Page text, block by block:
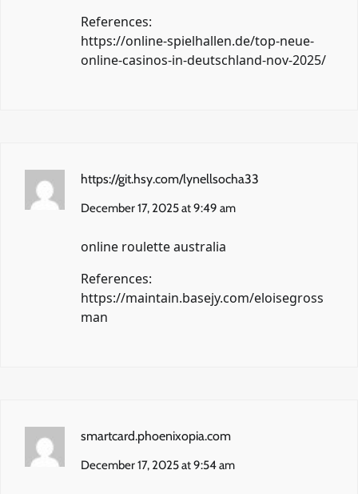
References:
https://online-spielhallen.de/top-neue-
online-casinos-in-deutschland-nov-2025/
https://git.hsy.com/lynellsocha33
December 17, 2025 at 9:49 am
online roulette australia
References:
https://maintain.basejy.com/eloisegross
man
smartcard.phoenixopia.com
December 17, 2025 at 9:54 am